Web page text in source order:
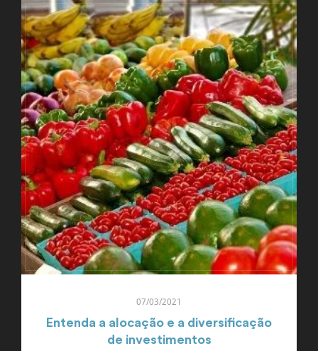
07/03/2021
Entenda a alocação e a diversificação
de investimentos